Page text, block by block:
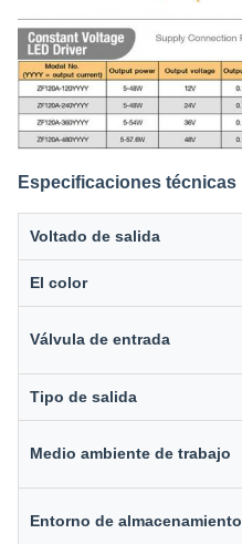
Especificaciones técnicas
Voltado de salida
El color
Válvula de entrada
Tipo de salida
Medio ambiente de trabajo
Entorno de almacenamiento